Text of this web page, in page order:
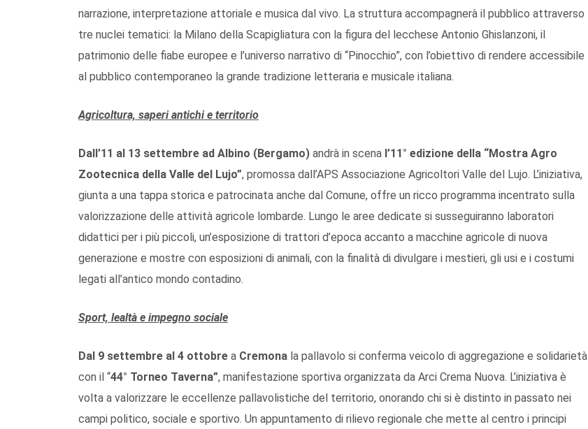
narrazione, interpretazione attoriale e musica dal vivo. La struttura accompagnerà il pubblico attraverso
tre nuclei tematici: la Milano della Scapigliatura con la figura del lecchese Antonio Ghislanzoni, il
patrimonio delle fiabe europee e l’universo narrativo di “Pinocchio”, con l’obiettivo di rendere accessibile
al pubblico contemporaneo la grande tradizione letteraria e musicale italiana.
Agricoltura, saperi antichi e territorio
Dall’11 al 13 settembre ad Albino (Bergamo) andrà in scena l’11° edizione della “Mostra Agro
Zootecnica della Valle del Lujo”, promossa dall’APS Associazione Agricoltori Valle del Lujo. L’iniziativa,
giunta a una tappa storica e patrocinata anche dal Comune, offre un ricco programma incentrato sulla
valorizzazione delle attività agricole lombarde. Lungo le aree dedicate si susseguiranno laboratori
didattici per i più piccoli, un’esposizione di trattori d’epoca accanto a macchine agricole di nuova
generazione e mostre con esposizioni di animali, con la finalità di divulgare i mestieri, gli usi e i costumi
legati all’antico mondo contadino.
Sport, lealtà e impegno sociale
Dal 9 settembre al 4 ottobre a Cremona la pallavolo si conferma veicolo di aggregazione e solidarietà
con il “44° Torneo Taverna”, manifestazione sportiva organizzata da Arci Crema Nuova. L’iniziativa è
volta a valorizzare le eccellenze pallavolistiche del territorio, onorando chi si è distinto in passato nei
campi politico, sociale e sportivo. Un appuntamento di rilievo regionale che mette al centro i principi